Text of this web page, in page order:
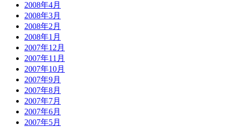
2008年4月
2008年3月
2008年2月
2008年1月
2007年12月
2007年11月
2007年10月
2007年9月
2007年8月
2007年7月
2007年6月
2007年5月